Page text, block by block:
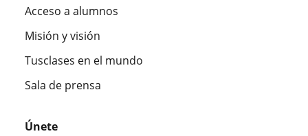
Acceso a alumnos
Misión y visión
Tusclases en el mundo
Sala de prensa
Únete